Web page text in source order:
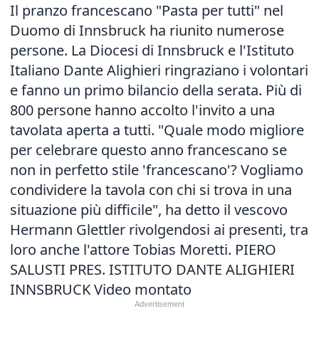
Il pranzo francescano "Pasta per tutti" nel
Duomo di Innsbruck ha riunito numerose
persone. La Diocesi di Innsbruck e l'Istituto
Italiano Dante Alighieri ringraziano i volontari
e fanno un primo bilancio della serata. Più di
800 persone hanno accolto l'invito a una
tavolata aperta a tutti. "Quale modo migliore
per celebrare questo anno francescano se
non in perfetto stile 'francescano'? Vogliamo
condividere la tavola con chi si trova in una
situazione più difficile", ha detto il vescovo
Hermann Glettler rivolgendosi ai presenti, tra
loro anche l'attore Tobias Moretti. PIERO
SALUSTI PRES. ISTITUTO DANTE ALIGHIERI
INNSBRUCK Video montato